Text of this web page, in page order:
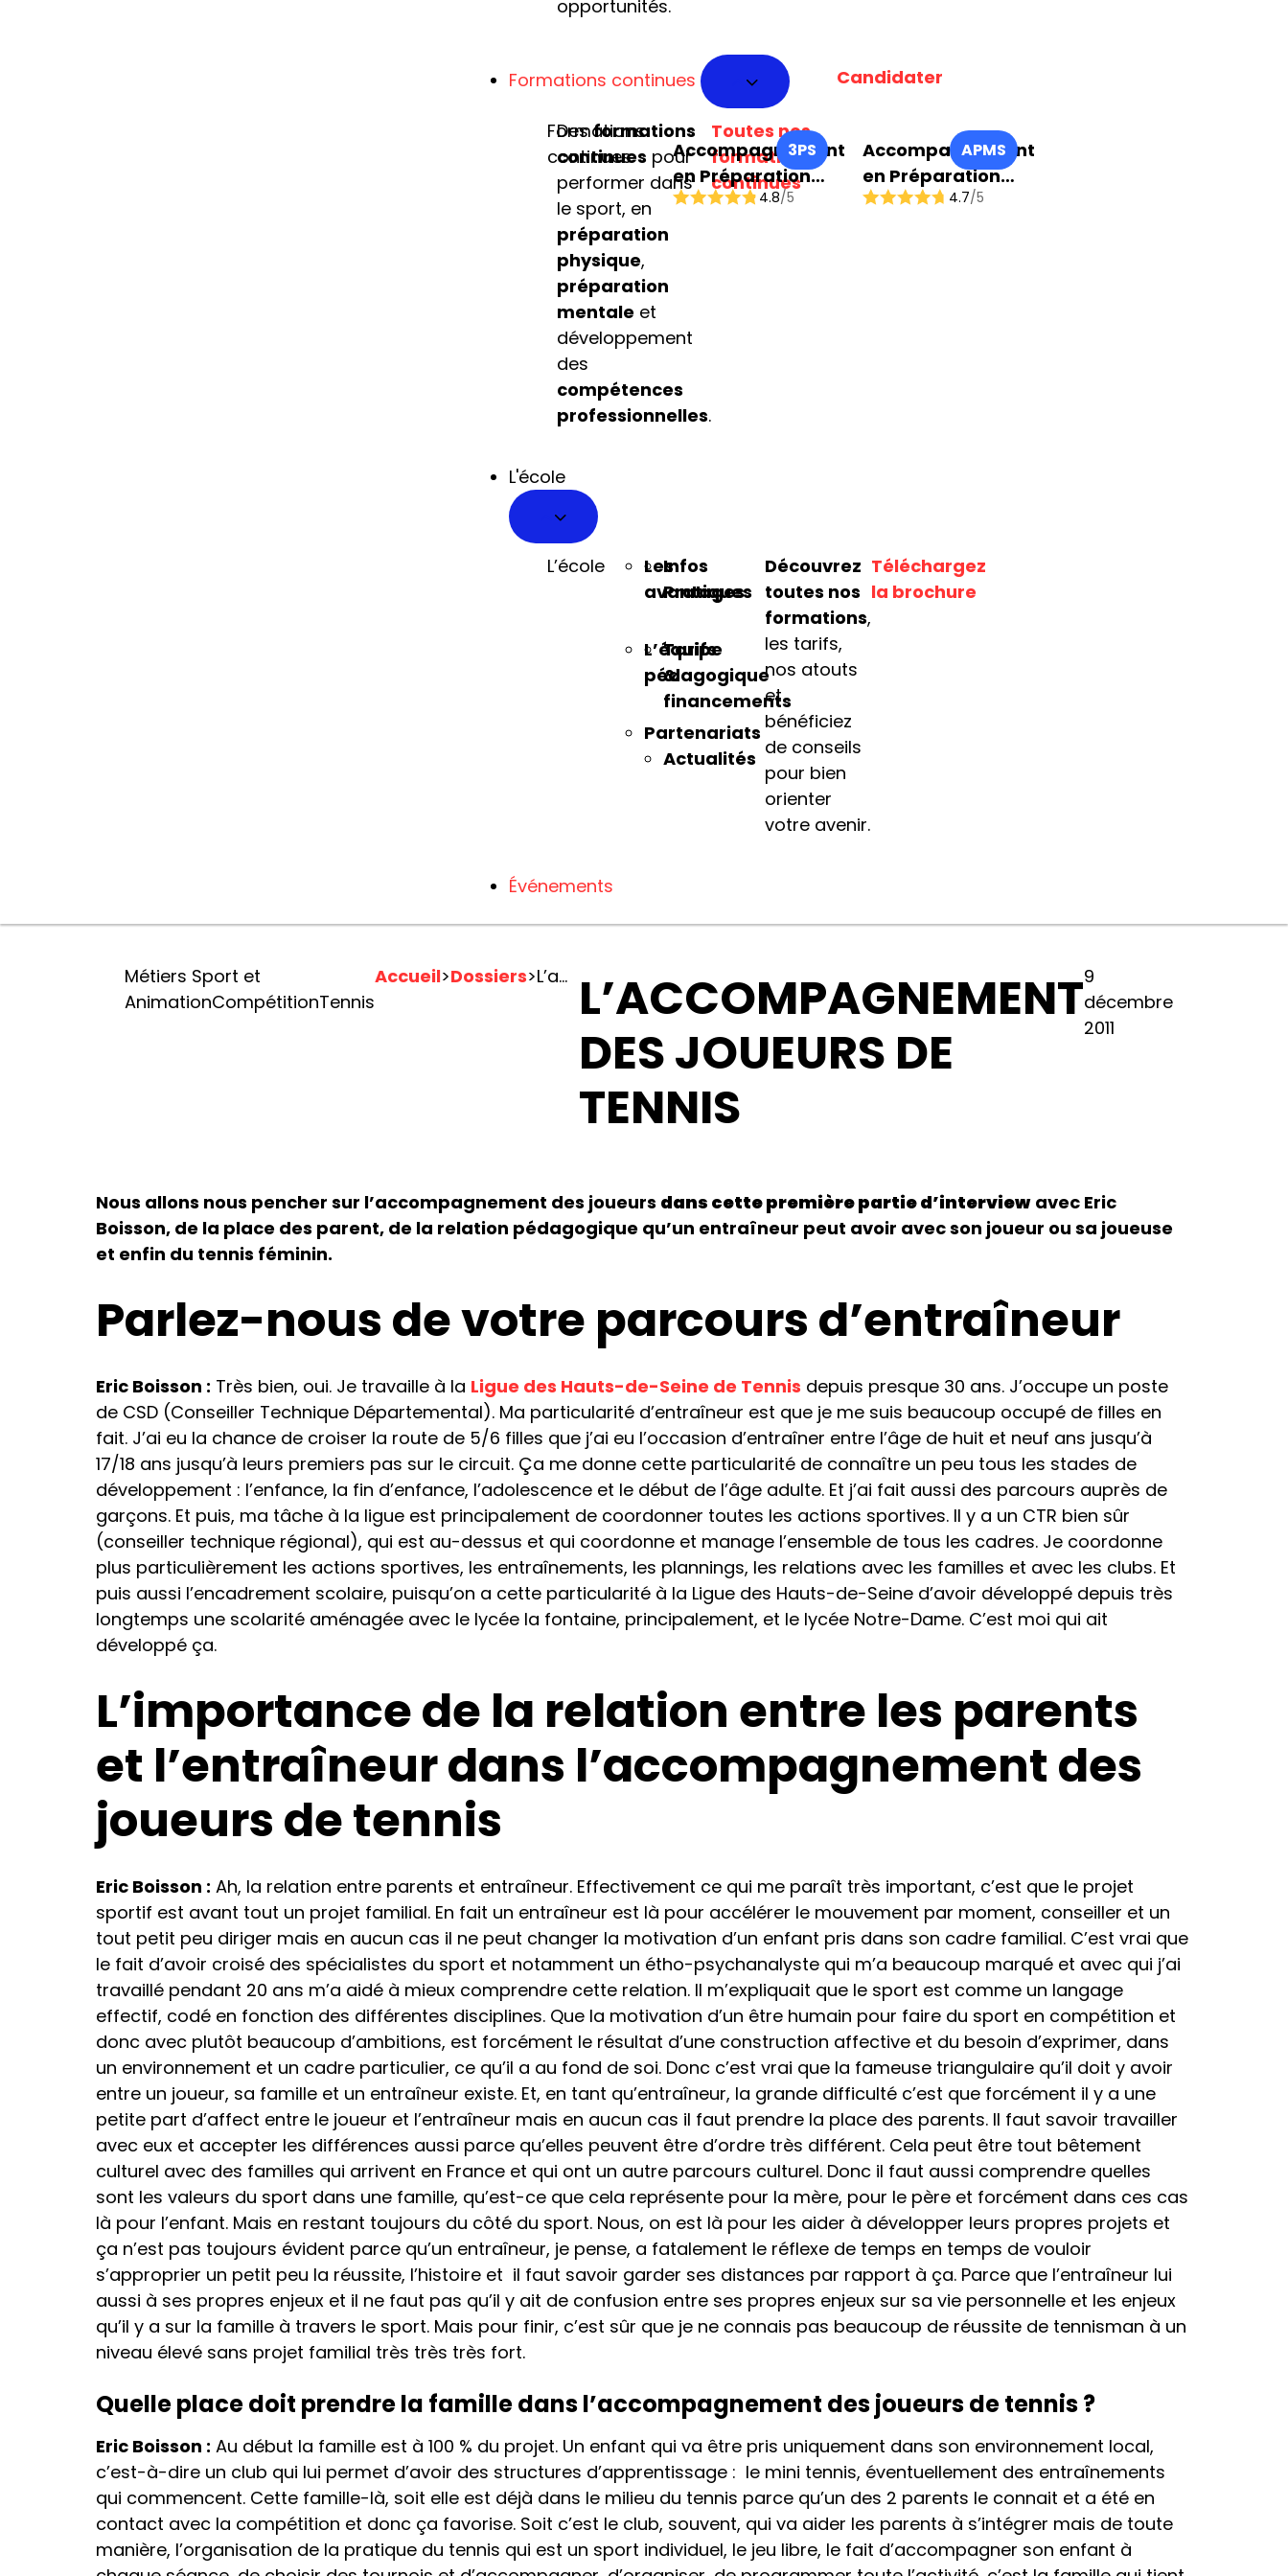
opportunités.
Formations continues
Formations
continues
Desformations
continues pour
performer dans
le sport, en
préparation
physique,
préparation
mentale et
développement
des
compétences
professionnelles.
Toutes nos
formations
continues
3PS
Accompagnement
en Préparation
Physique et
4.8/5
APMS
Accompagnement
en Préparation
Mentale du Sportif
4.7/5
L'école
L’école
Les
avantages
L’équipe
pédagogique
Partenariats
Infos
Pratiques
Tarifs
&
financements
Actualités
Découvrez
toutes nos
formations,
les tarifs,
nos atouts
et
bénéficiez
de conseils
pour bien
orienter
votre avenir.
Téléchargez
la brochure
Événements
Candidater
Métiers Sport et
AnimationCompétitionTennis
Accueil>Dossiers> L’accompagnement des joueurs de tennis L’ACCOMPAGNEMENT
DES JOUEURS DE
TENNIS
9
décembre
2011
Nous allons nous pencher sur l’accompagnement des joueurs dans cette première partie d’interview avec Eric
Boisson, de la place des parent, de la relation pédagogique qu’un entraîneur peut avoir avec son joueur ou sa joueuse
et enfin du tennis féminin.
Parlez-nous de votre parcours d’entraîneur
Eric Boisson : Très bien, oui. Je travaille à la Ligue des Hauts-de-Seine de Tennis depuis presque 30 ans. J’occupe un poste
de CSD (Conseiller Technique Départemental). Ma particularité d’entraîneur est que je me suis beaucoup occupé de filles en
fait. J’ai eu la chance de croiser la route de 5/6 filles que j’ai eu l’occasion d’entraîner entre l’âge de huit et neuf ans jusqu’à
17/18 ans jusqu’à leurs premiers pas sur le circuit. Ça me donne cette particularité de connaître un peu tous les stades de
développement : l’enfance, la fin d’enfance, l’adolescence et le début de l’âge adulte. Et j’ai fait aussi des parcours auprès de
garçons. Et puis, ma tâche à la ligue est principalement de coordonner toutes les actions sportives. Il y a un CTR bien sûr
(conseiller technique régional), qui est au-dessus et qui coordonne et manage l’ensemble de tous les cadres. Je coordonne
plus particulièrement les actions sportives, les entraînements, les plannings, les relations avec les familles et avec les clubs. Et
puis aussi l’encadrement scolaire, puisqu’on a cette particularité à la Ligue des Hauts-de-Seine d’avoir développé depuis très
longtemps une scolarité aménagée avec le lycée la fontaine, principalement, et le lycée Notre-Dame. C’est moi qui ait
développé ça.
L’importance de la relation entre les parents
et l’entraîneur dans l’accompagnement des
joueurs de tennis
Eric Boisson : Ah, la relation entre parents et entraîneur. Effectivement ce qui me paraît très important, c’est que le projet
sportif est avant tout un projet familial. En fait un entraîneur est là pour accélérer le mouvement par moment, conseiller et un
tout petit peu diriger mais en aucun cas il ne peut changer la motivation d’un enfant pris dans son cadre familial. C’est vrai que
le fait d’avoir croisé des spécialistes du sport et notamment un étho-psychanalyste qui m’a beaucoup marqué et avec qui j’ai
travaillé pendant 20 ans m’a aidé à mieux comprendre cette relation. Il m’expliquait que le sport est comme un langage
effectif, codé en fonction des différentes disciplines. Que la motivation d’un être humain pour faire du sport en compétition et
donc avec plutôt beaucoup d’ambitions, est forcément le résultat d’une construction affective et du besoin d’exprimer, dans
un environnement et un cadre particulier, ce qu’il a au fond de soi. Donc c’est vrai que la fameuse triangulaire qu’il doit y avoir
entre un joueur, sa famille et un entraîneur existe. Et, en tant qu’entraîneur, la grande difficulté c’est que forcément il y a une
petite part d’affect entre le joueur et l’entraîneur mais en aucun cas il faut prendre la place des parents. Il faut savoir travailler
avec eux et accepter les différences aussi parce qu’elles peuvent être d’ordre très différent. Cela peut être tout bêtement
culturel avec des familles qui arrivent en France et qui ont un autre parcours culturel. Donc il faut aussi comprendre quelles
sont les valeurs du sport dans une famille, qu’est-ce que cela représente pour la mère, pour le père et forcément dans ces cas
là pour l’enfant. Mais en restant toujours du côté du sport. Nous, on est là pour les aider à développer leurs propres projets et
ça n’est pas toujours évident parce qu’un entraîneur, je pense, a fatalement le réflexe de temps en temps de vouloir
s’approprier un petit peu la réussite, l’histoire et il faut savoir garder ses distances par rapport à ça. Parce que l’entraîneur lui
aussi à ses propres enjeux et il ne faut pas qu’il y ait de confusion entre ses propres enjeux sur sa vie personnelle et les enjeux
qu’il y a sur la famille à travers le sport. Mais pour finir, c’est sûr que je ne connais pas beaucoup de réussite de tennisman à un
niveau élevé sans projet familial très très très fort.
Quelle place doit prendre la famille dans l’accompagnement des joueurs de tennis ?
Eric Boisson : Au début la famille est à 100 % du projet. Un enfant qui va être pris uniquement dans son environnement local,
c’est-à-dire un club qui lui permet d’avoir des structures d’apprentissage : le mini tennis, éventuellement des entraînements
qui commencent. Cette famille-là, soit elle est déjà dans le milieu du tennis parce qu’un des 2 parents le connait et a été en
contact avec la compétition et donc ça favorise. Soit c’est le club, souvent, qui va aider les parents à s’intégrer mais de toute
manière, l’organisation de la pratique du tennis qui est un sport individuel, le jeu libre, le fait d’accompagner son enfant à